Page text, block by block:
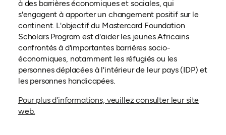
à des barrières économiques et sociales, qui
s'engagent à apporter un changement positif sur le
continent. L'objectif du Mastercard Foundation
Scholars Program est d'aider les jeunes Africains
confrontés à d'importantes barrières socio-
économiques, notamment les réfugiés ou les
personnes déplacées à l'intérieur de leur pays (IDP) et
les personnes handicapées.
Pour plus d'informations, veuillez consulter leur site
web.